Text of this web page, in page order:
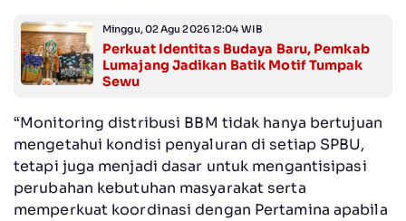
Minggu, 02 Agu 2026 12:04 WIB
Perkuat Identitas Budaya Baru, Pemkab
Lumajang Jadikan Batik Motif Tumpak
Sewu
“Monitoring distribusi BBM tidak hanya bertujuan
mengetahui kondisi penyaluran di setiap SPBU,
tetapi juga menjadi dasar untuk mengantisipasi
perubahan kebutuhan masyarakat serta
memperkuat koordinasi dengan Pertamina apabila